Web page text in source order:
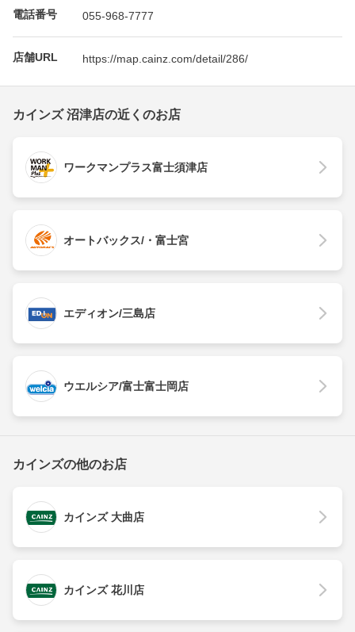
電話番号 055-968-7777
店舗URL https://map.cainz.com/detail/286/
カインズ 沼津店の近くのお店
ワークマンプラス富士須津店
オートバックス/・富士宮
エディオン/三島店
ウエルシア/富士富士岡店
カインズの他のお店
カインズ 大曲店
カインズ 花川店